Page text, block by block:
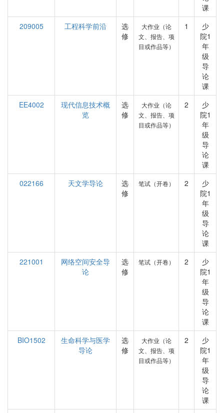
课
209005
工程科学前沿
选
修
大作业（论
文、报告、项
目或作品等）
1
少
院1
年
级
导
论
课
EE4002
现代信息技术概
览
选
修
大作业（论
文、报告、项
目或作品等）
2
少
院1
年
级
导
论
课
022166
天文学导论
选
修
笔试（开卷） 2
少
院1
年
级
导
论
课
221001
网络空间安全导
论
选
修
笔试（开卷） 2
少
院1
年
级
导
论
课
BIO1502
生命科学与医学
导论
选
修
大作业（论
文、报告、项
目或作品等）
2
少
院1
年
级
导
论
课